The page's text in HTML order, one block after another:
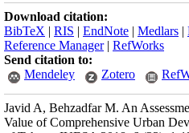
Download citation:
BibTeX | RIS | EndNote | Medlars |
Reference Manager| RefWorks
Send citation to:
Mendeley
Zotero
Javid A, Behzadfar M. An
Value of Comprehensive Urban